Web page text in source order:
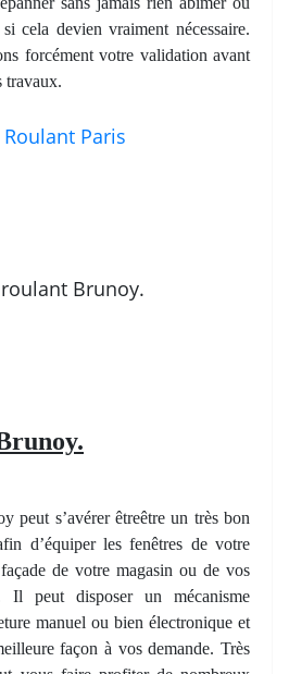
cela devien vraiment nécessaire.
forcément votre validation avant
travaux.
Paris
Brunoy.
peut s’avérer êtreêtre un très bon
d’équiper les fenêtres de votre
de votre magasin ou de vos
Il peut disposer un mécanisme
manuel ou bien électronique et
façon à vos demande. Très